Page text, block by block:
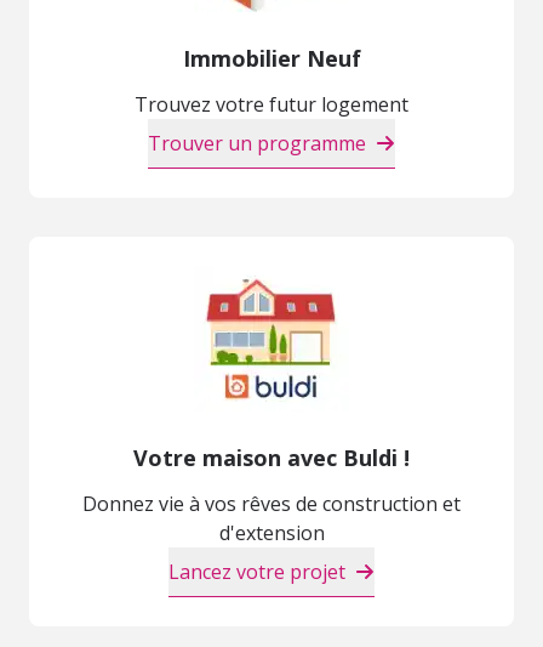
Immobilier Neuf
Trouvez votre futur logement
Trouver un programme
Votre maison avec Buldi !
Donnez vie à vos rêves de construction et
d'extension
Lancez votre projet